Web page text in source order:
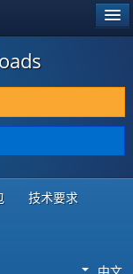
技术要求
中文